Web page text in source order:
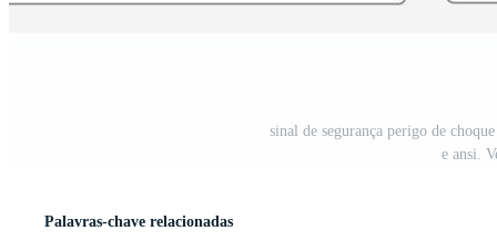
sinal de segurança perigo de
e ansi.
Palavras-chave relacionadas